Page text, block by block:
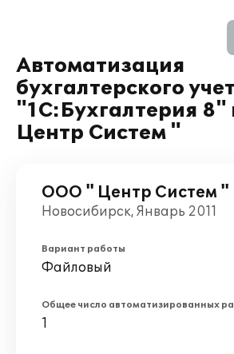
Автоматизация
бухгалтерского
"1С:Бухгалтерия
Центр Систем "
ООО " Центр Систем "
Новосибирск, Январь 2011
Вариант работы
Файловый
Общее число автоматизированных
1